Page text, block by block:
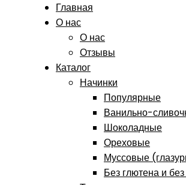
Главная
О нас
О нас
Отзывы
Каталог
Начинки
Популярные
Ванильно-
Шоколадные
Ореховые
Муссовые
Без глютена и